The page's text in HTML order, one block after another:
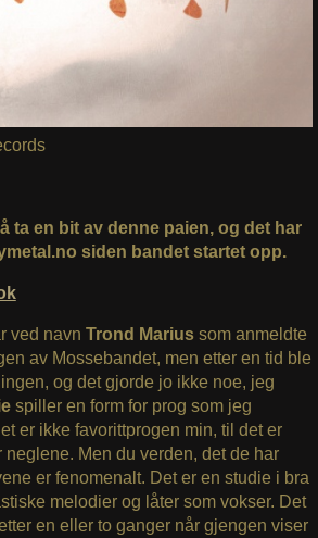
ta en bit av denne paien, og det har
siden bandet startet opp.
ved navn Trond Marius som anmeldte
av Mossebandet, men etter en tid ble
og det gjorde jo ikke noe, jeg
spiller en form for prog som jeg
er ikke favorittprogen min, til det er
neglene. Men du verden, det de har
er fenomenalt. Det er en studie i bra
melodier og låter som vokser. Det
en eller to ganger når gjengen viser